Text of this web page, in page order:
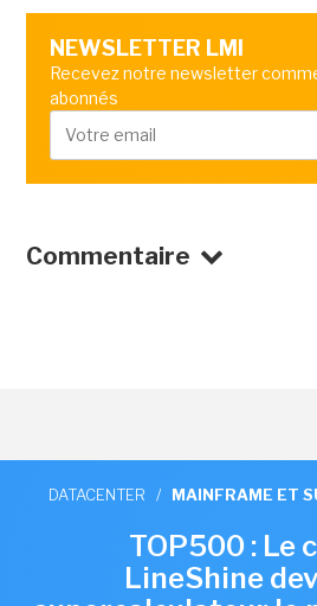
NEWSLETTER LMI
Recevez notre newsletter
abonnés
Commentaire
DATACENTER / MAINFRAME ET
TOP500 : Le
LineShine